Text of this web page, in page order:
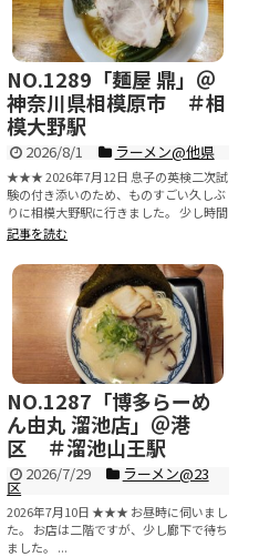
NO.1289「麺屋 鼎」＠
神奈川県相模原市 ＃相
模大野駅
2026/8/1 ラーメン@他県
★★★ 2026年7月12日 息子の英検二次試
験の付き添いのため、ものすごい久しぶ
りに相模大野駅に行きました。 少し時間
が早か...
記事を読む
NO.1287「博多らーめ
ん由丸 溜池店」＠港
区 ＃溜池山王駅
2026/7/29 ラーメン@23
区
2026年7月10日 ★★★ お昼時に伺いまし
た。 お店は二階ですが、少し廊下で待ち
ました。 ...